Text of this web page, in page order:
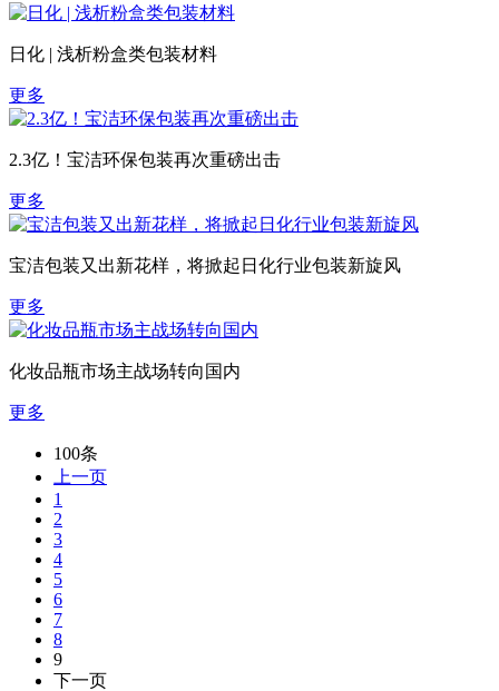
日化 | 浅析粉盒类包装材料
更多
2.3亿！宝洁环保包装再次重磅出击
更多
宝洁包装又出新花样，将掀起日化行业包装新旋风
更多
化妆品瓶市场主战场转向国内
更多
100条
上一页
1
2
3
4
5
6
7
8
9
下一页